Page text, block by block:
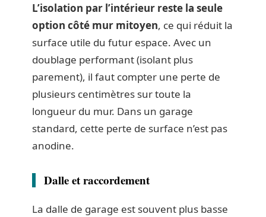
L’isolation par l’intérieur reste la seule
option côté mur mitoyen, ce qui réduit la
surface utile du futur espace. Avec un
doublage performant (isolant plus
parement), il faut compter une perte de
plusieurs centimètres sur toute la
longueur du mur. Dans un garage
standard, cette perte de surface n’est pas
anodine.
Dalle et raccordement
La dalle de garage est souvent plus basse